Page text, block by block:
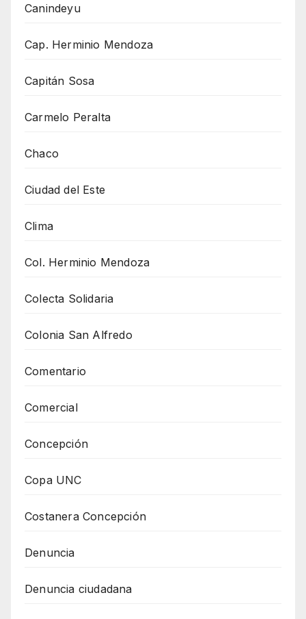
Canindeyu
Cap. Herminio Mendoza
Capitán Sosa
Carmelo Peralta
Chaco
Ciudad del Este
Clima
Col. Herminio Mendoza
Colecta Solidaria
Colonia San Alfredo
Comentario
Comercial
Concepción
Copa UNC
Costanera Concepción
Denuncia
Denuncia ciudadana